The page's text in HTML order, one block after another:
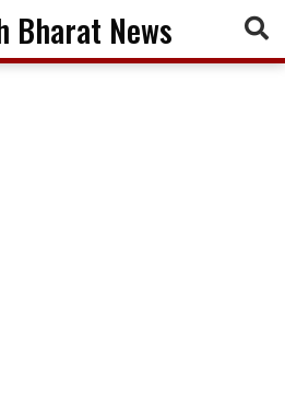
Bharat News